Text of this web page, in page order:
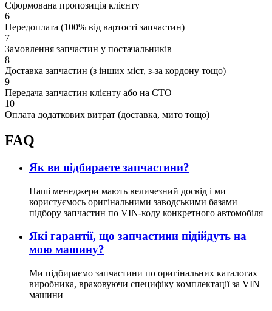
Сформована пропозиція клієнту
6
Передоплата (100% від вартості запчастин)
7
Замовлення запчастин у постачальників
8
Доставка запчастин (з інших міст, з-за кордону тощо)
9
Передача запчастин клієнту або на СТО
10
Оплата додаткових витрат (доставка, мито тощо)
FAQ
Як ви підбираєте запчастини?
Наші менеджери мають величезний досвід і ми
користуємось оригінальними заводськими базами
підбору запчастин по VIN-коду конкретного автомобіля
Які гарантії, що запчастини підійдуть на
мою машину?
Ми підбираємо запчастини по оригінальних каталогах
виробника, враховуючи специфіку комплектації за VIN
машини